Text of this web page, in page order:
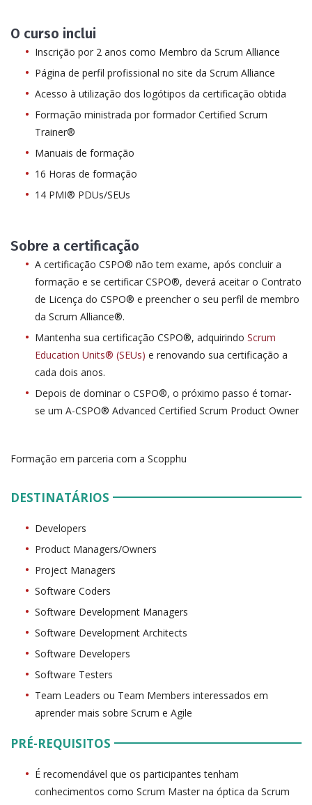
O curso inclui
Inscrição por 2 anos como Membro da Scrum Alliance
Página de perfil profissional no site da Scrum Alliance
Acesso à utilização dos logótipos da certificação obtida
Formação ministrada por formador Certified Scrum
Trainer®
Manuais de formação
16 Horas de formação
14 PMI® PDUs/SEUs
Sobre a certificação
A certificação CSPO® não tem exame, após concluir a
formação e se certificar CSPO®, deverá aceitar o Contrato
de Licença do CSPO® e preencher o seu perfil de membro
da Scrum Alliance®.
Mantenha sua certificação CSPO®, adquirindo Scrum
Education Units® (SEUs) e renovando sua certificação a
cada dois anos.
Depois de dominar o CSPO®, o próximo passo é tornar-
se um A-CSPO® Advanced Certified Scrum Product Owner
Formação em parceria com a Scopphu
DESTINATÁRIOS
Developers
Product Managers/Owners
Project Managers
Software Coders
Software Development Managers
Software Development Architects
Software Developers
Software Testers
Team Leaders ou Team Members interessados em
aprender mais sobre Scrum e Agile
PRÉ-REQUISITOS
É recomendável que os participantes tenham
conhecimentos como Scrum Master na óptica da Scrum